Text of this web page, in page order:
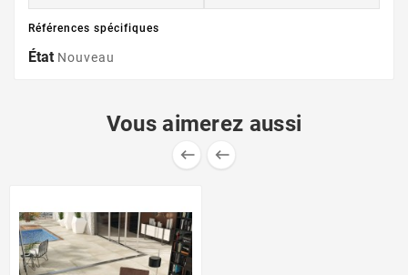
Références spécifiques
État Nouveau
Vous aimerez aussi
 